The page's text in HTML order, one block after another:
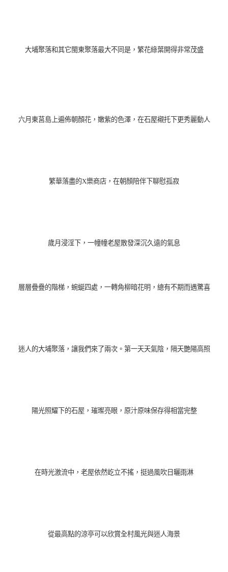
大埔聚落和其它閩東聚落最大不同是，繁花綠葉開得非常茂盛
六月東莒島上遍佈朝顏花，嫩紫的色澤， 在石屋襯托下更秀麗動人
繁華落盡的X樂商店 ，在朝顏陪伴下聊慰孤寂
歲月浸淫下，一幢幢老屋散發深沉久遠的氣息
層層疊疊的階梯，蜿蜒四處，一轉角柳暗花明 ， 總有不期而遇驚喜
迷人的大埔聚落，讓我們來了兩次。第一天天氣陰，隔天艷陽高照
陽光照耀下的石屋，璀璨亮眼，原汁原味保存得相當完整
在時光激流中，老屋依然屹立不搖 ，挺過風吹日曬雨淋
從最高點的涼亭可以欣賞全村風光與迷人海景